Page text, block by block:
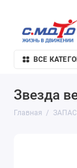
ВСЕ
Звезда
Главная